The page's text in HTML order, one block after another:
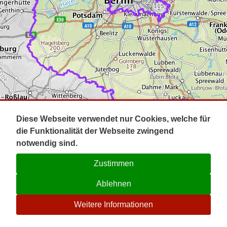
Impressum
Kontakt
☉
Diese Webseite verwendet nur Cookies, welche für
die Funktionalität der Webseite zwingend
notwendig sind.
Zustimmen
Ablehnen
Weitere Informationen